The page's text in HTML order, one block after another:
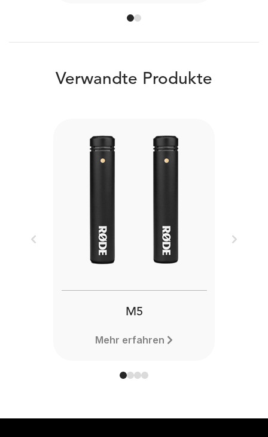
Verwandte Produkte
M5
Mehr erfahren
Previous Next